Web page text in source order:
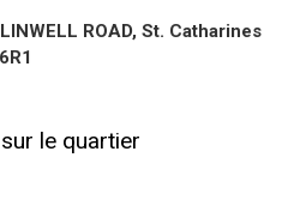
ROAD, St. Catharines
le quartier